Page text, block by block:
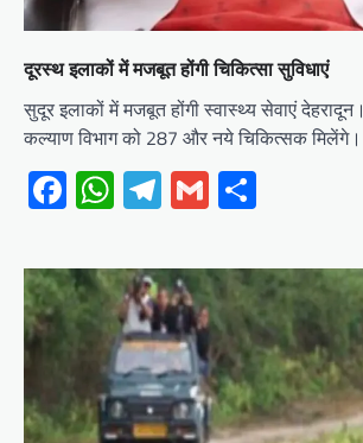
दूरस्थ इलाकों में मजबूत होंगी चिकित्सा सुविधाएं
सुदूर इलाकों में मजबूत होंगी स्वास्थ्य सेवाएं
कल्याण विभाग को 287 और नये चिकित्सक मिलेंगे।
Facebook
WhatsApp
Telegram
Gmail